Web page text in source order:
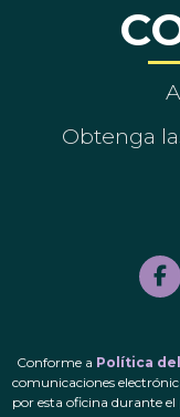
Obtenga
Conforme a Política
comunicaciones
por esta oficina durante